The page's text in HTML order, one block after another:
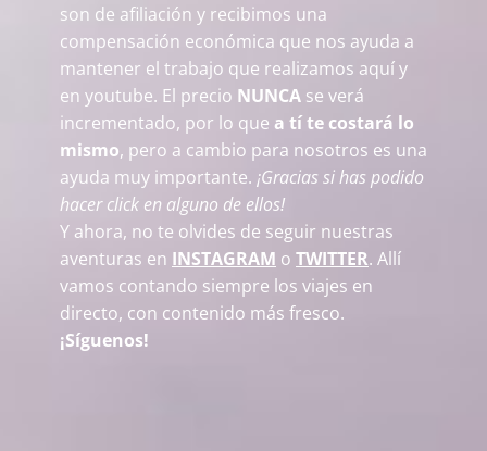
son de afiliación y recibimos una
compensación económica que nos ayuda a
mantener el trabajo que realizamos aquí y
en youtube. El precio NUNCA se verá
incrementado, por lo que a tí te costará lo
mismo, pero a cambio para nosotros es una
ayuda muy importante. ¡Gracias si has podido
hacer click en alguno de ellos!
Y ahora, no te olvides de seguir nuestras
aventuras en INSTAGRAM o TWITTER. Allí
vamos contando siempre los viajes en
directo, con contenido más fresco.
¡Síguenos!